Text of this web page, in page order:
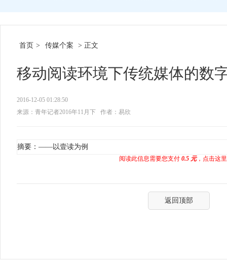
首页 > 传媒个案 > 正文
移动阅读环境下传统媒体的数
2016-12-05 01:28:50
来源：青年记者2016年11月下
作者：易欣
摘要：——以壹读为例
阅读此信息需要您支付 0.5 元，点击这
返回顶部